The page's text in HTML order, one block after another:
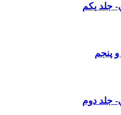
جلد يكم
پنجم
جلد دوم